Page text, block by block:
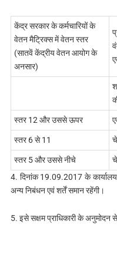
केंद्र सरकार के कर्मचारियों के
वेतन मैट्रिक्स में वेतन स्तर
(सातवें केंद्रीय वेतन आयोग के
अनसार)
स्तर 12 और उससे ऊपर
स्तर 6 से 11
स्तर 5 और उससे नीचे
4. दिनांक 19.09.2017 के
अन्य निबंधन एवं शर्तें समान रहेंगी।
5. इसे सक्षम प्राधिकारी के अनुमोदन